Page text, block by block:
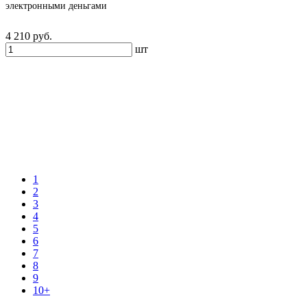
электронными деньгами
4 210 руб.
шт
1
2
3
4
5
6
7
8
9
10+